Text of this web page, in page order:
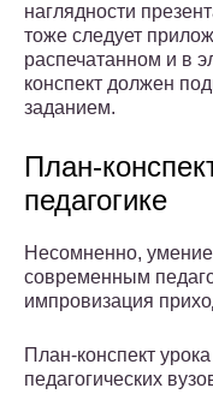
наглядности
тоже следует
распечатанном и в
конспект должен
заданием.
План-
педагогике
Несомненно,
современным
импровизация
План-конспект
педагогических